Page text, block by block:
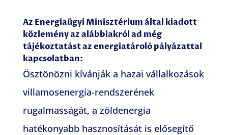
Az Energiaügyi Minisztérium által kiadott
közlemény az alábbiakról ad még
tájékoztatást az energiatároló pályázattal
kapcsolatban:
Ösztönözni kívánják a hazai vállalkozások
villamosenergia-rendszerének
rugalmasságát, a zöldenergia
hatékonyabb hasznosítását is elősegítő